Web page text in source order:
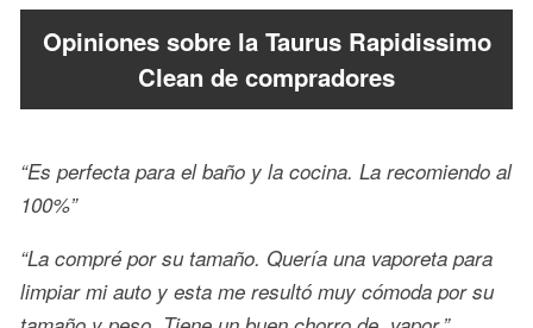
Opiniones sobre la Taurus Rapidissimo
Clean de compradores
“Es perfecta para el baño y la cocina. La recomiendo al
100%”
“La compré por su tamaño. Quería una vaporeta para
limpiar mi auto y esta me resultó muy cómoda por su